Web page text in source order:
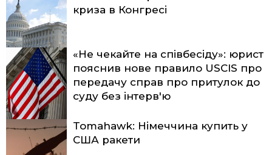
криза в Конгресі
«Не чекайте на співбесіду»: юрист
пояснив нове правило USCIS про
передачу справ про притулок до
суду без інтерв'ю
Tomahawk: Німеччина купить у
США ракети